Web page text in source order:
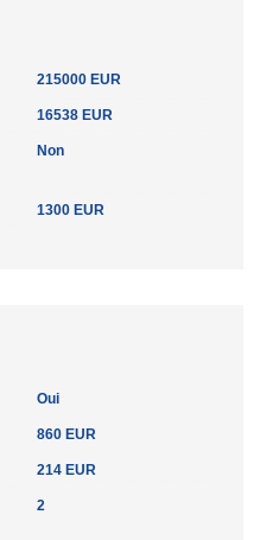
215000 EUR
16538 EUR
Non
1300 EUR
Oui
860 EUR
214 EUR
2